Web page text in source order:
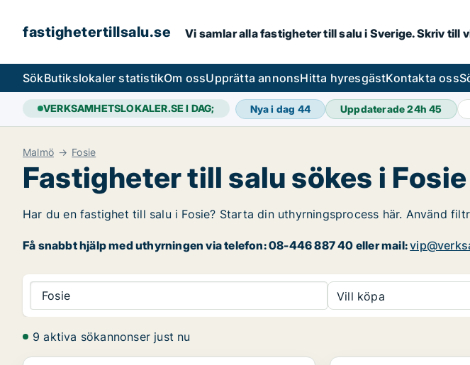
fastighetertillsalu.se Vi samlar alla fastigheter till salu i Sverige. Skriv
SökButikslokaler statistikOm ossUpprätta annonsHitta hyresgästKontakta oss
VERKSAMHETSLOKALER.SE I DAG; Nya i dag 44 Uppdaterade 24h45
Malmö Fosie
Fastigheter till salu sökes i Fosie
Har du en fastighet till salu i Fosie? Starta din uthyrningsprocess här. Använd
Få snabbt hjälp med uthyrningen via telefon: 08-446 887 40 eller mail:
Fosie Vill köpa
9 aktiva sökannonser just nu